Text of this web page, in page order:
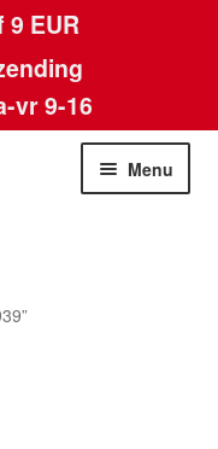
9 EUR
vr 9-16
Menu